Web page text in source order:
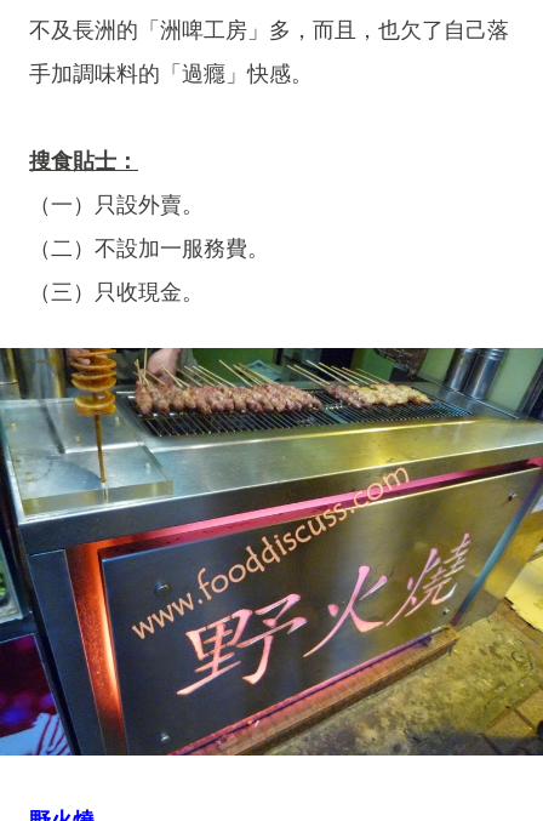
不及長洲的「洲啤工房」多，而且，也欠了自己落
手加調味料的「過癮」快感。
搜食貼士：
（一）只設外賣。
（二）不設加一服務費。
（三）只收現金。